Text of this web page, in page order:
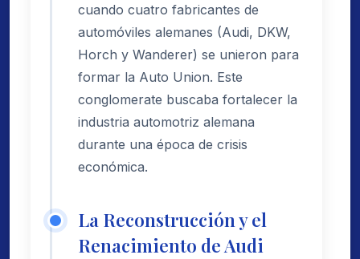
cuando cuatro fabricantes de
automóviles alemanes (Audi, DKW,
Horch y Wanderer) se unieron para
formar la Auto Union. Este
conglomerate buscaba fortalecer la
industria automotriz alemana
durante una época de crisis
económica.
La Reconstrucción y el
Renacimiento de Audi